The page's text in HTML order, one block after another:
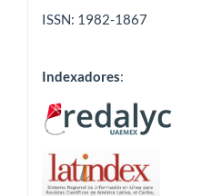
ISSN: 1982-1867
Indexadores: